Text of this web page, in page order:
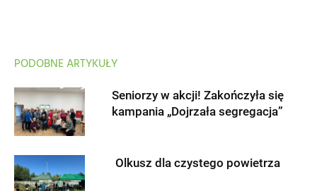
PODOBNE ARTYKUŁY
Seniorzy w akcji! Zakończyła się
kampania „Dojrzała segregacja”
Olkusz dla czystego powietrza